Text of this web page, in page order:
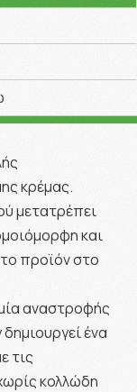
κρέμας.
μετατρέπει
και
προϊόν στο
αναστροφής
ένα
τις
κολλώδη